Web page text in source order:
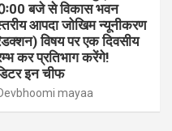
बजे से विकास भवन
आपदा जोखिम न्यूनीकरण
विषय पर एक दिवसीय
कर प्रतिभाग करेंगे!
इन चीफ
mayaa